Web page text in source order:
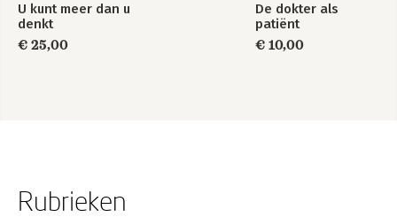
U kunt meer dan u
denkt
€ 25,00
De dokter als
patiënt
€ 10,00
Rubrieken